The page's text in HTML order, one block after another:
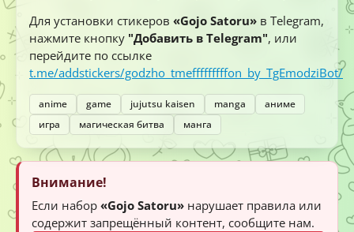
Для установки стикеров «Gojo Satoru» в Telegram,
нажмите кнопку "Добавить в Telegram", или
перейдите по ссылке
t.me/addstickers/godzho_tmefffffffffon_by_TgEmodziBot/
anime game jujutsu kaisen manga
аниме
игра
магическая битва манга
Внимание!
Если набор «Gojo Satoru» нарушает правила или
содержит запрещённый контент, сообщите нам.